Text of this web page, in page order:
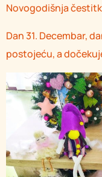
Novogodišnja
Dan 31. Decembar,
postojeću, a